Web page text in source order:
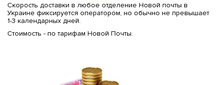
Скорость доставки в любое отделение Новой почты в
Украине фиксируется оператором, но обычно не превышает
1-3 календарных дней.
Стоимость - по тарифам Новой Почты.